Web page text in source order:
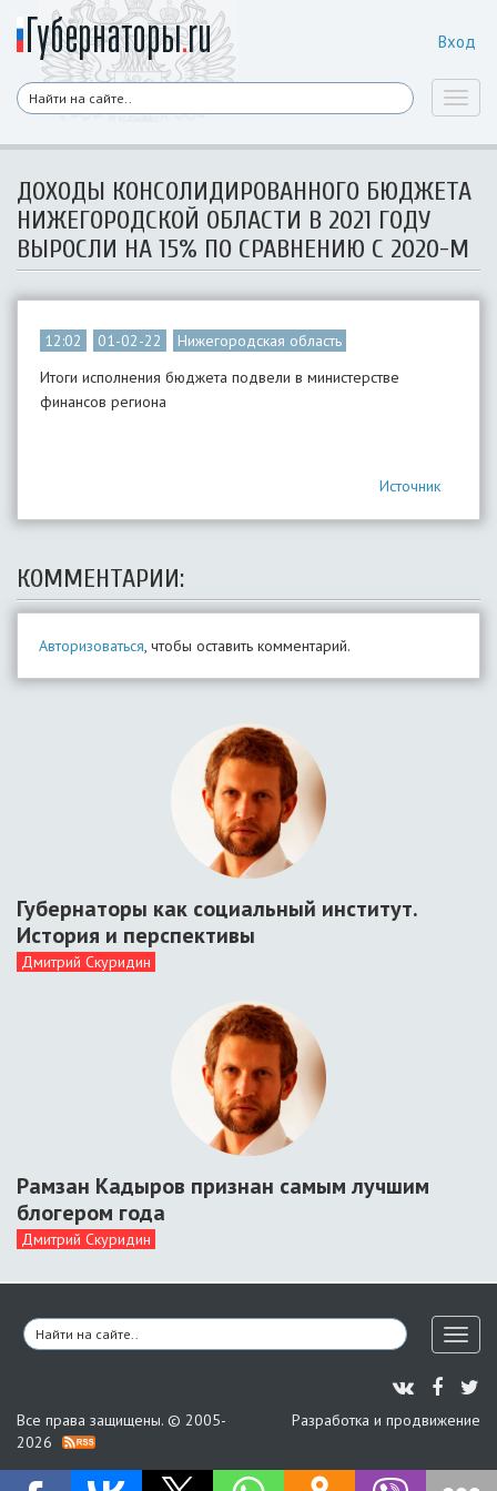
Вход
ДОХОДЫ КОНСОЛИДИРОВАННОГО БЮДЖЕТА
НИЖЕГОРОДСКОЙ ОБЛАСТИ В 2021 ГОДУ
ВЫРОСЛИ НА 15% ПО СРАВНЕНИЮ С 2020-М
12:02 01-02-22
Нижегородская область
Итоги исполнения бюджета подвели в министерстве
финансов региона
Источник
КОММЕНТАРИИ:
Авторизоваться, чтобы оставить комментарий.
Губернаторы как социальный институт.
История и перспективы
Дмитрий Скуридин
Рамзан Кадыров признан самым лучшим
блогером года
Дмитрий Скуридин
Все права защищены. © 2005-
2026
Разработка и продвижение